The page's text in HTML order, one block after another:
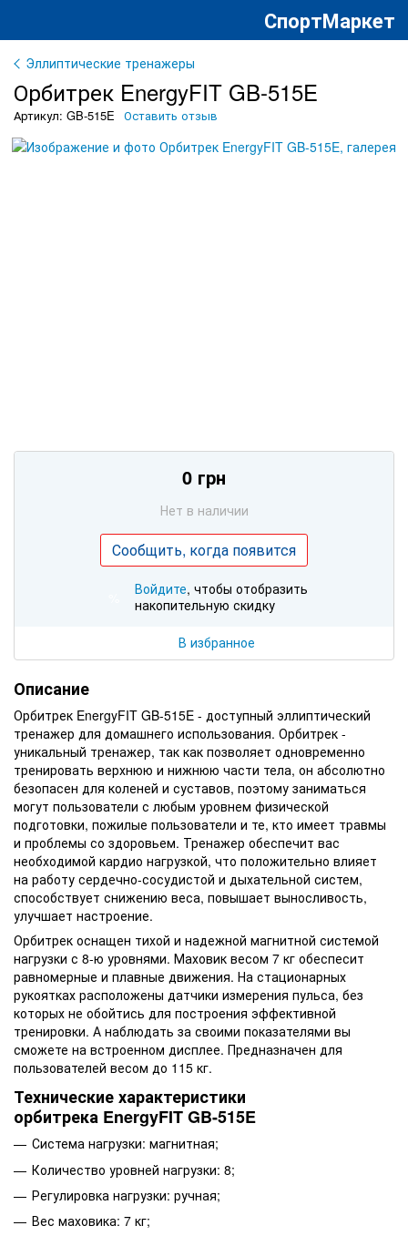
СпортМаркет
Эллиптические тренажеры
Орбитрек EnergyFIT GB-515E
Артикул: GB-515E Оставить отзыв
0 грн
Нет в наличии
Сообщить, когда появится
Войдите, чтобы отобразить
накопительную скидку
В избранное
Описание
Орбитрек EnergyFIT GB-515E - доступный эллиптический
тренажер для домашнего использования. Орбитрек -
уникальный тренажер, так как позволяет одновременно
тренировать верхнюю и нижнюю части тела, он абсолютно
безопасен для коленей и суставов, поэтому заниматься
могут пользователи с любым уровнем физической
подготовки, пожилые пользователи и те, кто имеет травмы
и проблемы со здоровьем. Тренажер обеспечит вас
необходимой кардио нагрузкой, что положительно влияет
на работу сердечно-сосудистой и дыхательной систем,
способствует снижению веса, повышает выносливость,
улучшает настроение.
Орбитрек оснащен тихой и надежной магнитной системой
нагрузки с 8-ю уровнями. Маховик весом 7 кг обеспесит
равномерные и плавные движения. На стационарных
рукоятках расположены датчики измерения пульса, без
которых не обойтись для построения эффективной
тренировки. А наблюдать за своими показателями вы
сможете на встроенном дисплее. Предназначен для
пользователей весом до 115 кг.
Технические характеристики
орбитрека EnergyFIT GB-515E
Система нагрузки: магнитная;
Количество уровней нагрузки: 8;
Регулировка нагрузки: ручная;
Вес маховика: 7 кг;